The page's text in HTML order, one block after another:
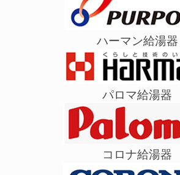
ハーマン給湯器
パロマ給湯器
コロナ給湯器